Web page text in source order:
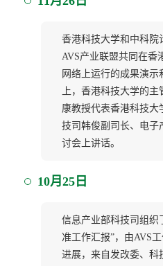
香港科技大学和中科院
AVS产业联盟共同在香
网络上运行的成果演
上，香港科技大学的
康教授代表香港科技
技司韩俊副司长、电子
讨会上讲话。
10月25日
信息产业部科技司组织
准工作汇报”，由AVS
进展，来自发改委、科